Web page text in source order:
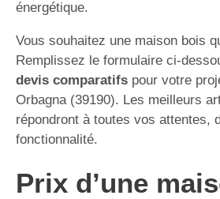
énergétique.
Vous souhaitez une maison bois
Remplissez le formulaire ci-
devis comparatifs pour votre
Orbagna (39190). Les meilleurs
répondront à toutes vos attentes,
fonctionnalité.
Prix d’une